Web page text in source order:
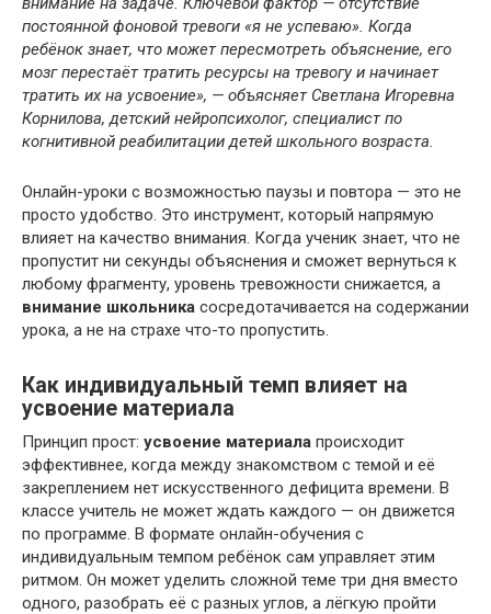
постоянной фоновой тревоги «я не успеваю». Когда
ребёнок знает, что может пересмотреть объяснение, его
мозг перестаёт тратить ресурсы на тревогу и начинает
тратить их на усвоение», — объясняет Светлана Игоревна
Корнилова, детский нейропсихолог, специалист по
когнитивной реабилитации детей школьного возраста.
Онлайн-уроки с возможностью паузы и повтора — это не
просто удобство. Это инструмент, который напрямую
влияет на качество внимания. Когда ученик знает, что не
пропустит ни секунды объяснения и сможет вернуться к
любому фрагменту, уровень тревожности снижается, а
внимание школьника сосредотачивается на содержании
урока, а не на страхе что-то пропустить.
Как индивидуальный темп влияет на
усвоение материала
Принцип прост: усвоение материала происходит
эффективнее, когда между знакомством с темой и её
закреплением нет искусственного дефицита времени. В
классе учитель не может ждать каждого — он движется
по программе. В формате онлайн-обучения с
индивидуальным темпом ребёнок сам управляет этим
ритмом. Он может уделить сложной теме три дня вместо
одного, разобрать её с разных углов, а лёгкую пройти